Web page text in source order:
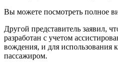
Вы можете посмотреть полное
Другой представитель заявил,
разработан с учетом
вождения, и для использования
пассажиром.